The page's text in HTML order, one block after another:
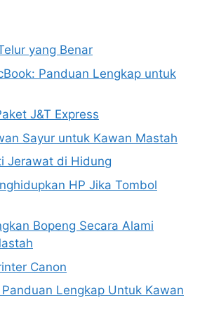
yang Benar
Panduan Lengkap untuk
J&T Express
Sayur untuk Kawan Mastah
Jerawat di Hidung
HP Jika Tombol
Bopeng Secara Alami
Canon
Lengkap Untuk Kawan